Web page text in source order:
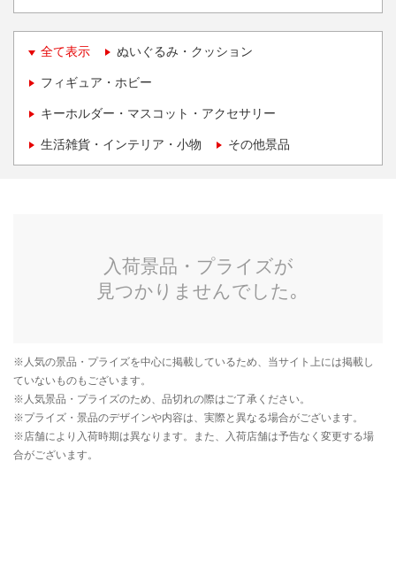
全て表示 ぬいぐるみ・クッション
フィギュア・ホビー
キーホルダー・マスコット・アクセサリー
生活雑貨・インテリア・小物 その他景品